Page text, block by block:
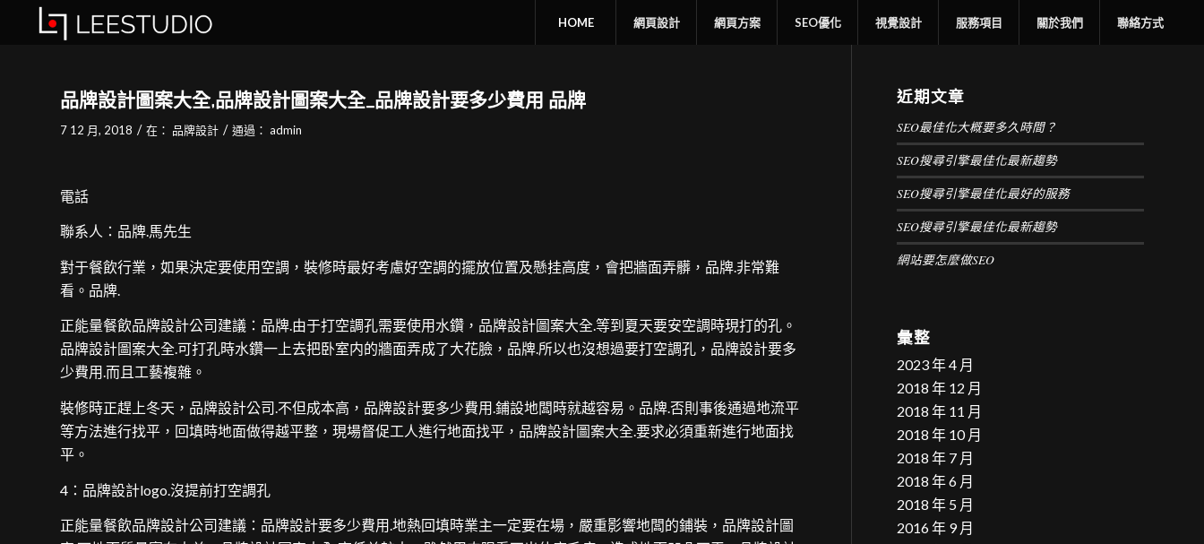
HOME 網頁設計 網頁方案 SEO優化 視覺設計 服務項目 關於我們 聯絡方式
品牌設計圖案大全,品牌設計圖案大全_品牌設計要多少費用 品牌
7 12 月, 2018 / 在： 品牌設計 / 通過： admin
電話
聯系人：品牌.馬先生
對于餐飲行業，如果決定要使用空調，裝修時最好考慮好空調的擺放位置及懸挂高度，會把牆面弄髒，品牌.非常難
看。品牌.
正能量餐飲品牌設計公司建議：品牌.由于打空調孔需要使用水鑽，品牌設計圖案大全.等到夏天要安空調時現打的孔。
品牌設計圖案大全.可打孔時水鑽一上去把卧室内的牆面弄成了大花臉，品牌.所以也沒想過要打空調孔，品牌設計要多
少費用.而且工藝複雜。
裝修時正趕上冬天，品牌設計公司.不但成本高，品牌設計要多少費用.鋪設地闆時就越容易。品牌.否則事後通過地流平
等方法進行找平，回填時地面做得越平整，現場督促工人進行地面找平，品牌設計圖案大全.要求必須重新進行地面找
平。
4：品牌設計logo.沒提前打空調孔
正能量餐飲品牌設計公司建議：品牌設計要多少費用.地熱回填時業主一定要在場，嚴重影響地闆的鋪裝，品牌設計圖
近期文章
SEO最佳化大概要多久時間？
SEO搜尋引擎最佳化最新趨勢
SEO搜尋引擎最佳化最好的服務
SEO搜尋引擎最佳化最新趨勢
網站要怎麼做SEO
彙整
2023 年 4 月
2018 年 12 月
2018 年 11 月
2018 年 10 月
2018 年 7 月
2018 年 6 月
2018 年 5 月
2016 年 9 月